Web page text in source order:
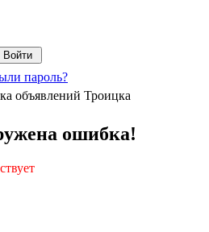
пароль?
объявлений Троицка
ошибка!